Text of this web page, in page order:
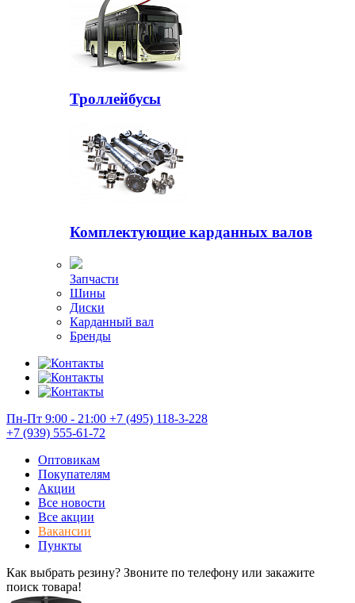
Троллейбусы
Комплектующие карданных валов
Запчасти
Шины
Диски
Карданный вал
Бренды
Пн-Пт 9:00 - 21:00 +7 (495) 118-3-228
+7 (939) 555-61-72
Оптовикам
Покупателям
Акции
Все новости
Все акции
Вакансии
Пункты
Как выбрать резину? Звоните по телефону или закажите
поиск товара!